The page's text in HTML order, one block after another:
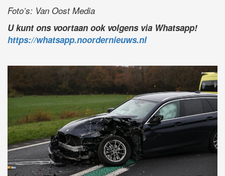
Foto’s: Van Oost Media
U kunt ons voortaan ook volgens via Whatsapp!
https://whatsapp.noordernieuws.nl